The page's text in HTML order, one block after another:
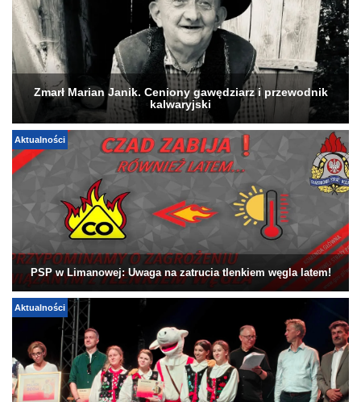
Zmarł Marian Janik. Ceniony gawędziarz i przewodnik
kalwaryjski
Aktualności
PSP w Limanowej: Uwaga na zatrucia tlenkiem węgla latem!
Aktualności